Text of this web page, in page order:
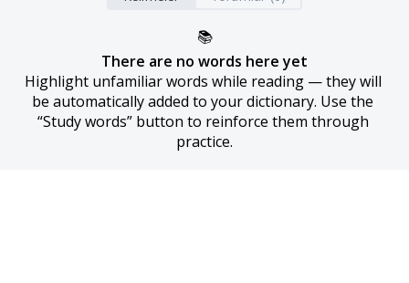
📚
There are no words here yet
Highlight unfamiliar words while reading — they will
be automatically added to your dictionary. Use the
“Study words” button to reinforce them through
practice.